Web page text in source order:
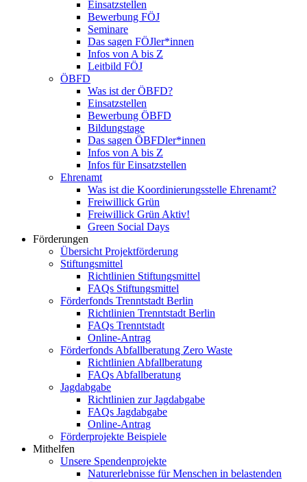
Einsatzstellen
Bewerbung FÖJ
Seminare
Das sagen FÖJler*innen
Infos von A bis Z
Leitbild FÖJ
ÖBFD
Was ist der ÖBFD?
Einsatzstellen
Bewerbung ÖBFD
Bildungstage
Das sagen ÖBFDler*innen
Infos von A bis Z
Infos für Einsatzstellen
Ehrenamt
Was ist die Koordinierungsstelle Ehrenamt?
Freiwillick Grün
Freiwillick Grün Aktiv!
Green Social Days
Förderungen
Übersicht Projektförderung
Stiftungsmittel
Richtlinien Stiftungsmittel
FAQs Stiftungsmittel
Förderfonds Trenntstadt Berlin
Richtlinien Trenntstadt Berlin
FAQs Trenntstadt
Online-Antrag
Förderfonds Abfallberatung Zero Waste
Richtlinien Abfallberatung
FAQs Abfallberatung
Jagdabgabe
Richtlinien zur Jagdabgabe
FAQs Jagdabgabe
Online-Antrag
Förderprojekte Beispiele
Mithelfen
Unsere Spendenprojekte
Naturerlebnisse für Menschen in belastenden